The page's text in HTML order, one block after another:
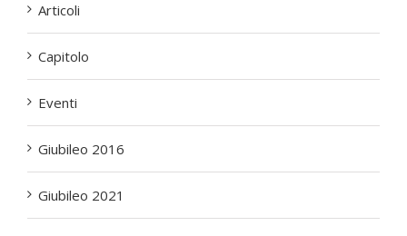
Articoli
Capitolo
Eventi
Giubileo 2016
Giubileo 2021